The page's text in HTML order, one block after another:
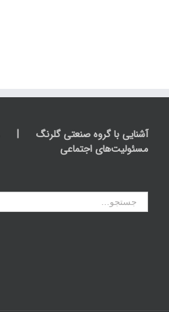
آشنایی با گروه صنعتی گلرنگ
مسئولیت‌های اجتماعی
جستجو
برای: